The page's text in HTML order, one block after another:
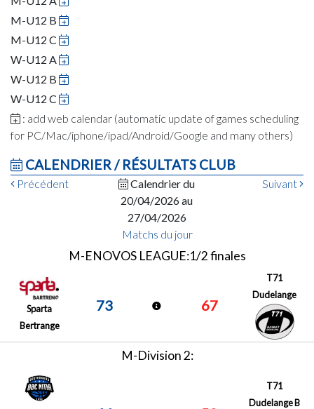
M-U12 B
M-U12 C
W-U12 A
W-U12 B
W-U12 C
: add web calendar (automatic update of games scheduling
for PC/Mac/iphone/ipad/Android/Google and many others)
CALENDRIER / RÉSULTATS CLUB
Précédent
Calendrier du
20/04/2026 au
27/04/2026
Suivant
Matchs du jour
M-ENOVOS LEAGUE:1/2 finales
Sparta
Bertrange
73 67
T71
Dudelange
M-Division 2:
T71
Dudelange B